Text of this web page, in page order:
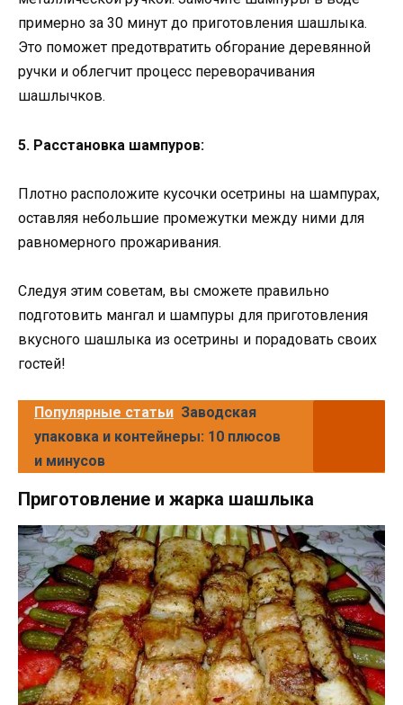
примерно за 30 минут до приготовления шашлыка.
Это поможет предотвратить обгорание деревянной
ручки и облегчит процесс переворачивания
шашлычков.
5. Расстановка шампуров:
Плотно расположите кусочки осетрины на шампурах,
оставляя небольшие промежутки между ними для
равномерного прожаривания.
Следуя этим советам, вы сможете правильно
подготовить мангал и шампуры для приготовления
вкусного шашлыка из осетрины и порадовать своих
гостей!
Популярные статьи Заводская
упаковка и контейнеры: 10 плюсов
и минусов
Приготовление и жарка шашлыка